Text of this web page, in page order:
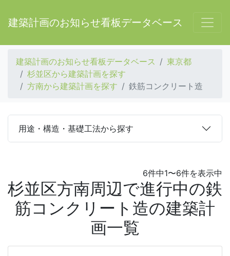
建築計画のお知らせ看板データベース
建築計画のお知らせ看板データベース
東京都
杉並区から建築計画を探す
方南から建築計画を探す
鉄筋コンクリート造
用途・構造・基礎工法から探す
6件中1〜6件を表示中
杉並区方南周辺で進行中の鉄
筋コンクリート造の建築計
画一覧